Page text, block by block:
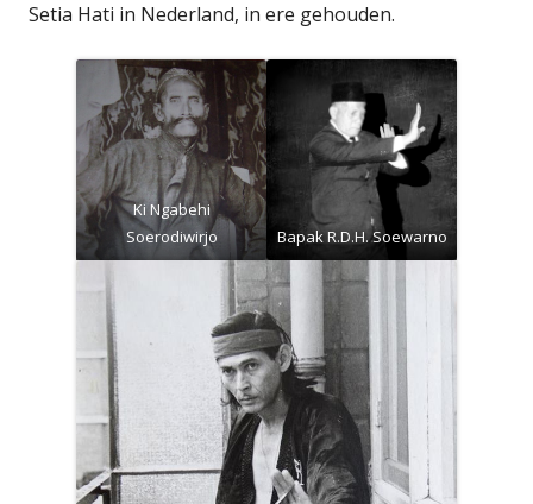
Setia Hati in Nederland, in ere gehouden.
Ki Ngabehi
Soerodiwirjo
Bapak R.D.H. Soewarno